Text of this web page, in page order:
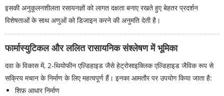
इसकी अनुकूलनशीलता रसायनज्ञों को लागत दक्षता बनाए रखते हुए बेहतर प्रदर्शन
विशेषताओं के साथ अणुओं को डिजाइन करने की अनुमति देती है।
फार्मास्युटिकल और ललित रासायनिक संश्लेषण में भूमिका
दवा के विकास में, 2-थियोफीन एल्डिहाइड जैसे हेट्रोसाइक्लिक एल्डिहाइड जैविक रूप से
सक्रिय मचान के निर्माण के लिए महत्वपूर्ण हैं। इनका आमतौर पर उपयोग किया जाता है:
शिफ़ आधार निर्माण